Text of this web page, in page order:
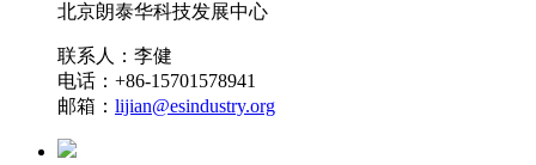
北京朗泰华科技发展中心
联系人：李健
电话：+86-15701578941
邮箱： lijian@esindustry.org